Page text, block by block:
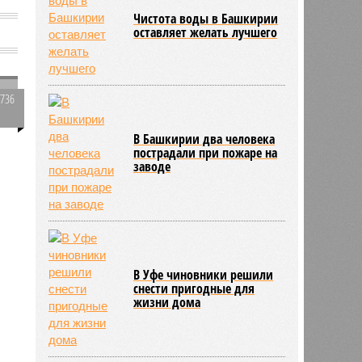
Чистота воды в Башкирии
оставляет желать лучшего
В Башкирии два человека
пострадали при пожаре на
заводе
В Уфе чиновники решили
снести пригодные для
жизни дома